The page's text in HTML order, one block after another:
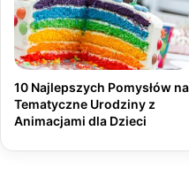
10 Najlepszych Pomysłów na
Tematyczne Urodziny z
Animacjami dla Dzieci